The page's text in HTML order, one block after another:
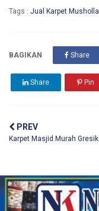
Tags : Jual Karpet Musholla
BAGIKAN Share
Share Pin
PREV
Karpet Masjid Murah Gresik